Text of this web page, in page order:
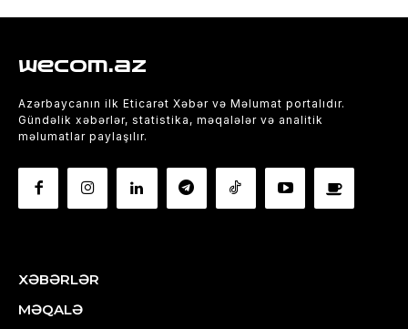
wecom.az
Azərbaycanın ilk Eticarət Xəbər və Məlumat portalıdır.
Gündəlik xəbərlər, statistika, məqalələr və analitik
məlumatlar paylaşılır.
XƏBƏRLƏR
MƏQALƏ